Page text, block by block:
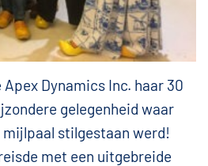
Apex Dynamics Inc. haar 30
gelegenheid waar
stilgestaan werd!
met een uitgebreide